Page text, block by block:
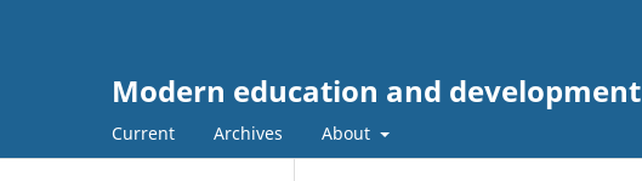
Modern education and development
Current Archives About